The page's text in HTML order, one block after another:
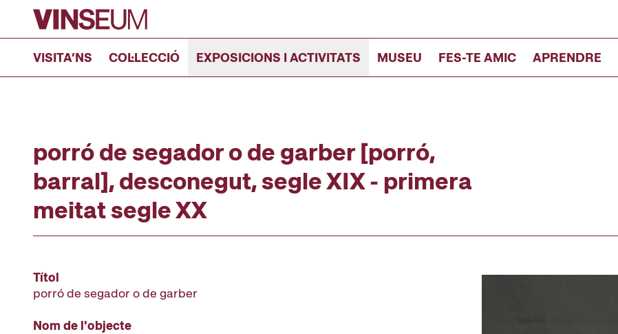
Anar al contingut
VISITA’NS COL·LECCIÓ EXPOSICIONS I ACTIVITATS MUSEU FES-TE AMIC APRENDRE
porró de segador o de garber [porró,
barral], desconegut, segle XIX - primera
meitat segle XX
Títol
porró de segador o de garber
Nom de l'objecte